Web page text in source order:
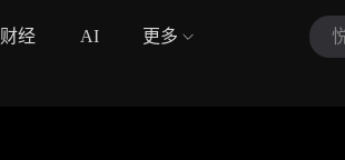
财经 AI 更多